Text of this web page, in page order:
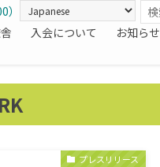
入会について お知らせ
プレスリリース